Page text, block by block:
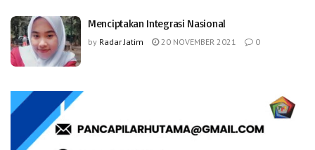
Menciptakan Integrasi Nasional
by Radar Jatim 20 NOVEMBER 2021 0